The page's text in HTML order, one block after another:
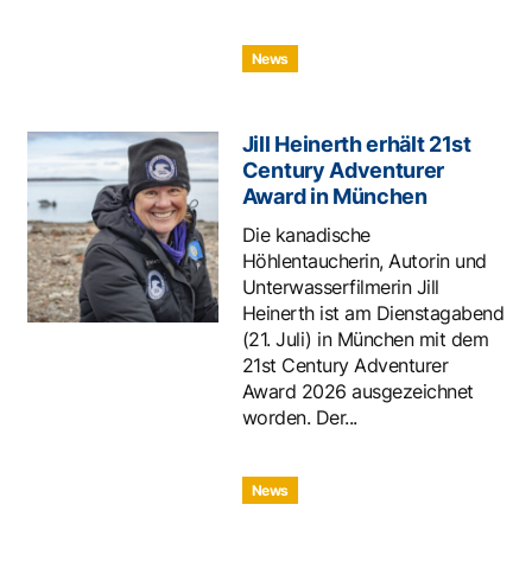
News
Jill Heinerth erhält 21st
Century Adventurer
Award in München
Die kanadische
Höhlentaucherin, Autorin und
Unterwasserfilmerin Jill
Heinerth ist am Dienstagabend
(21. Juli) in München mit dem
21st Century Adventurer
Award 2026 ausgezeichnet
worden. Der...
News